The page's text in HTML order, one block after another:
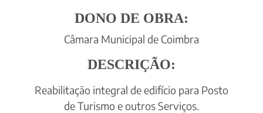
DONO DE OBRA:
Câmara Municipal de Coimbra
DESCRIÇÃO:
Reabilitação integral de edifício para Posto
de Turismo e outros Serviços.